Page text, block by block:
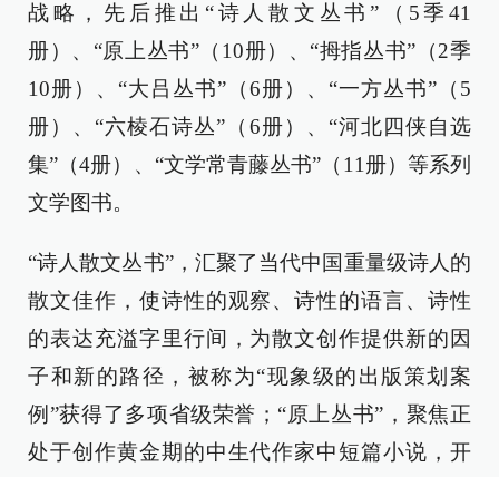
战略，先后推出“诗人散文丛书”（5季41
册）、“原上丛书”（10册）、“拇指丛书”（2季
10册）、“大吕丛书”（6册）、“一方丛书”（5
册）、“六棱石诗丛”（6册）、“河北四侠自选
集”（4册）、“文学常青藤丛书”（11册）等系列
文学图书。
“诗人散文丛书”，汇聚了当代中国重量级诗人的
散文佳作，使诗性的观察、诗性的语言、诗性
的表达充溢字里行间，为散文创作提供新的因
子和新的路径，被称为“现象级的出版策划案
例”获得了多项省级荣誉；“原上丛书”，聚焦正
处于创作黄金期的中生代作家中短篇小说，开